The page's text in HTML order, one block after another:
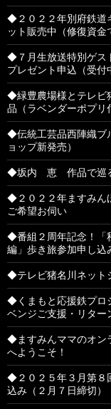
◆２０２２年別府鉄道
ット販売中（修復資金
◆７月生放送特別ゲ
プレゼント申込（受付
◆緑豊農場様とテレビ
品（ラベンダーポプリ
◆伝統工芸品西陣織ブ
ョップ新発売）
◆坂内 恵 作品で巡る
◆２０２２年ますみん
ご希望お伺い
◆番組２周年記念！「
編」歩き旅参加申し込
◆テレビ猪名川ネット
◆くまもと応援鉄プロ
ベンジご支援・リター
◆ますみんママのオン
へようこそ！
◆２０２５年３月第８
込み（２月７日締切）